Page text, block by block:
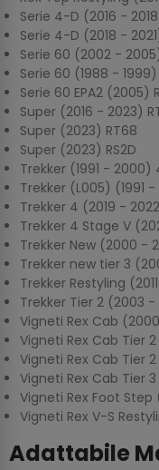
Serie 4-D (2016 -
Serie 4-D (2018 -
Serie 60 (2002 -
Serie 60 (1988 -
Serie 60 EPA2 (2005)
Super (2016 - 2023)
Super (2023) RT68
Super (2023) RS2D
Trekker (1991 - 2000)
Trekker (L005) (1991
Trekker 4 (2019 -
Trekker 4 Stage V
Trekker New (2000 -
Trekker new tier 3
Trekker Restyling
Trekker Tier 2 (2003 -
Vigneti Rex Cab
Vigneti Rex Cab Tier
Vigneti Rex Cab Tier
Vigneti Rex Cab Tier
Vigneti Rex Foot Step
Vigneti Rex V-S
Adattabile